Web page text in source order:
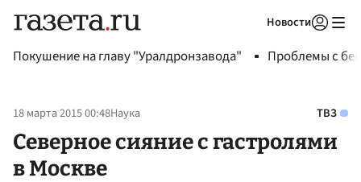
Новости
Покушение на главу "Уралдронзавода" Проблемы с
18 марта 2015 00:48Наука ТВЗ
Северное сияние с гастролями
в Москве